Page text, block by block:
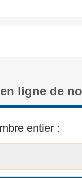
ligne de
entier :